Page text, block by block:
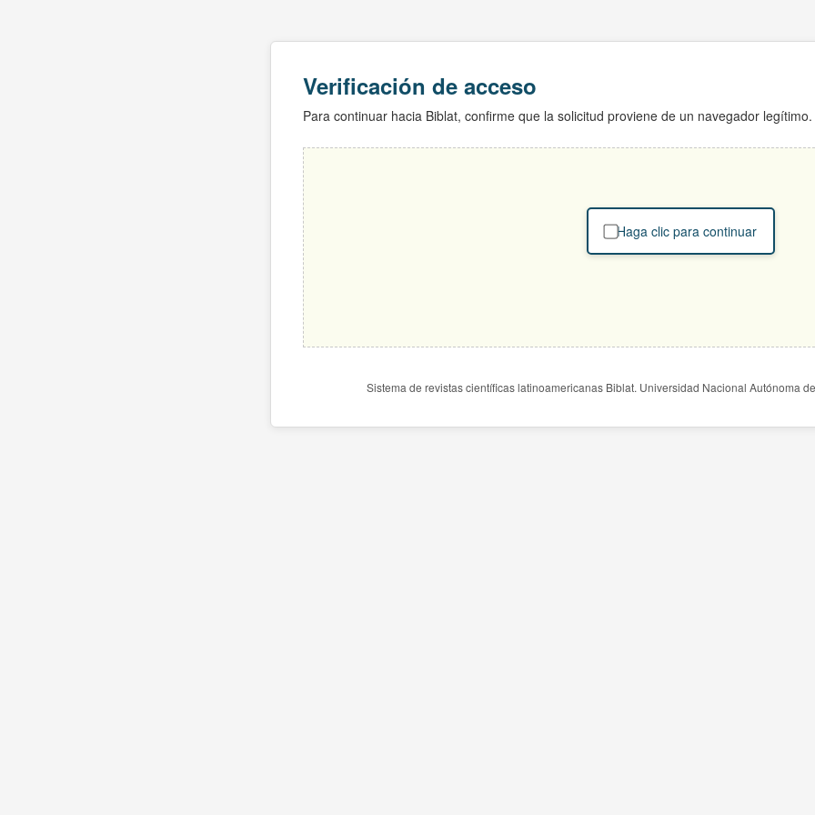
Verificación de acceso
Para continuar hacia Biblat, confirme que la solicitud proviene de un navegador legítimo.
Haga clic para continuar
Sistema de revistas científicas latinoamericanas Biblat. Universidad Nacional Autónoma